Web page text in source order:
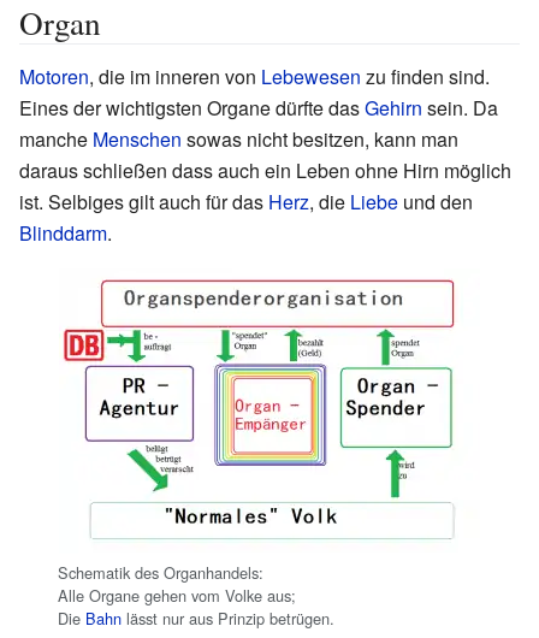
Organ
Motoren, die im inneren von Lebewesen zu finden sind.
Eines der wichtigsten Organe dürfte dasGehirn sein. Da
manche Menschen sowas nicht besitzen, kann man
daraus schließen dass auch ein Leben ohne Hirn möglich
ist. Selbiges gilt auch für das Herz, die Liebe und den
Blinddarm.
Schematik des Organhandels:
Alle Organe gehen vom Volke aus;
Die Bahn lässt nur aus Prinzip betrügen.